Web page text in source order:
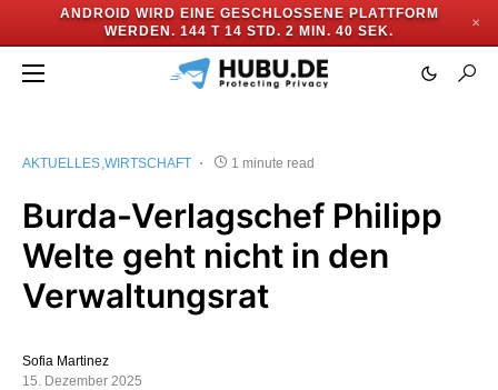
ANDROID WIRD EINE GESCHLOSSENE PLATTFORM
WERDEN. 144 T 14 STD. 2 MIN. 39 SEK.
✕
AKTUELLES WIRTSCHAFT 1 minute read
Burda-Verlagschef Philipp
Welte geht nicht in den
Verwaltungsrat
Sofia Martinez
15. Dezember 2025